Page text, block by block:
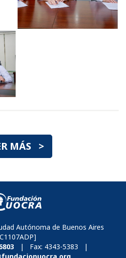
MÁS >
Autónoma de Buenos Aires
| Fax: 4343-5383 |